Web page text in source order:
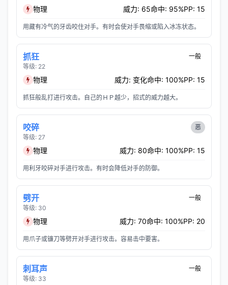
物理 威力: 65命中: 95%PP: 15
用藏有冷气的牙齿咬住对手。有时会使对手畏缩或陷入冰冻状态。
抓狂
等级: 22
一般
物理 威力: 变化命中: 100%PP: 15
抓狂般乱打进行攻击。自己的ＨＰ越少，招式的威力越大。
咬碎
等级: 27
恶
物理 威力: 80命中: 100%PP: 15
用利牙咬碎对手进行攻击。有时会降低对手的防御。
劈开
等级: 30
一般
物理 威力: 70命中: 100%PP: 20
用爪子或镰刀等劈开对手进行攻击。容易击中要害。
刺耳声
等级: 33
一般